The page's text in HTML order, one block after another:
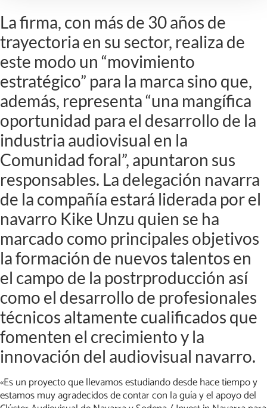
La firma, con más de 30 años de
trayectoria en su sector, realiza de
este modo un “movimiento
estratégico” para la marca sino que,
además, representa “una mangífica
oportunidad para el desarrollo de la
industria audiovisual en la
Comunidad foral”, apuntaron sus
responsables. La delegación navarra
de la compañía estará liderada por el
navarro Kike Unzu quien se ha
marcado como principales objetivos
la formación de nuevos talentos en
el campo de la postrproducción así
como el desarrollo de profesionales
técnicos altamente cualificados que
fomenten el crecimiento y la
innovación del audiovisual navarro.
«Es un proyecto que llevamos estudiando desde hace tiempo y
estamos muy agradecidos de contar con la guía y el apoyo del